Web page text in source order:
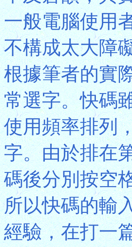
一般電腦使用
不構成太大障
根據筆者的實
常選字。快碼
使用頻率排列
字。由於排在
碼後分別按空
所以快碼的輸
經驗，在打一